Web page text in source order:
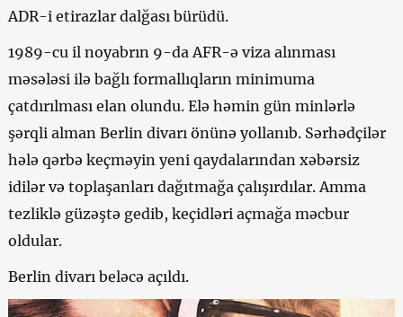
ADR-i etirazlar dalğası bürüdü.
1989-cu il noyabrın 9-da AFR-ə viza alınması
məsələsi ilə bağlı formallıqların minimuma
çatdırılması elan olundu. Elə həmin gün minlərlə
şərqli alman Berlin divarı önünə yollanıb. Sərhədçilər
hələ qərbə keçməyin yeni qaydalarından xəbərsiz
idilər və toplaşanları dağıtmağa çalışırdılar. Amma
tezliklə güzəştə gedib, keçidləri açmağa məcbur
oldular.
Berlin divarı beləcə açıldı.